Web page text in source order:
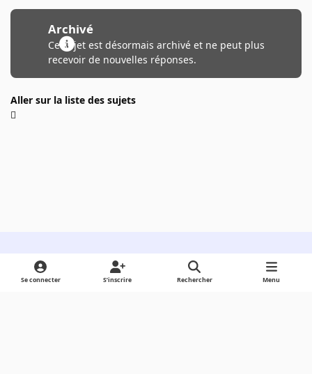
Archivé
Ce sujet est désormais archivé et ne peut plus
recevoir de nouvelles réponses.
Aller sur la liste des sujets
Light ModeDark ModeSystem Preference
Se connecter S’inscrire Rechercher Menu